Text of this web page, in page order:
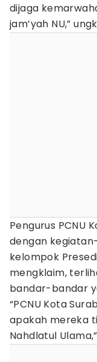
dijaga
jam’yah NU,”
Pengurus PCNU
dengan
kelompok
mengklaim,
bandar-bandar
“PCNU Kota
apakah mereka
Nahdlatul